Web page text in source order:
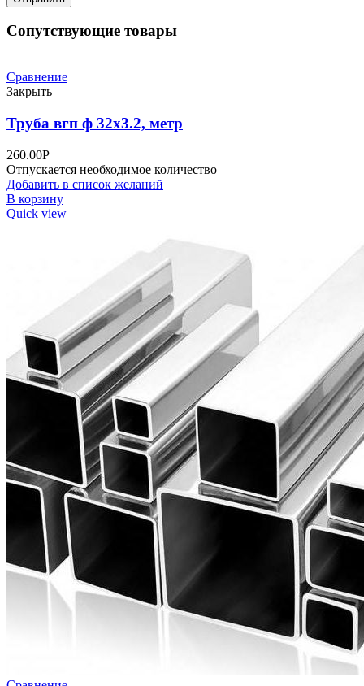
Сопутствующие товары
Сравнение
Закрыть
Труба вгп ф 32х3.2, метр
260.00Р
Отпускается необходимое количество
Добавить в список желаний
В корзину
Quick view